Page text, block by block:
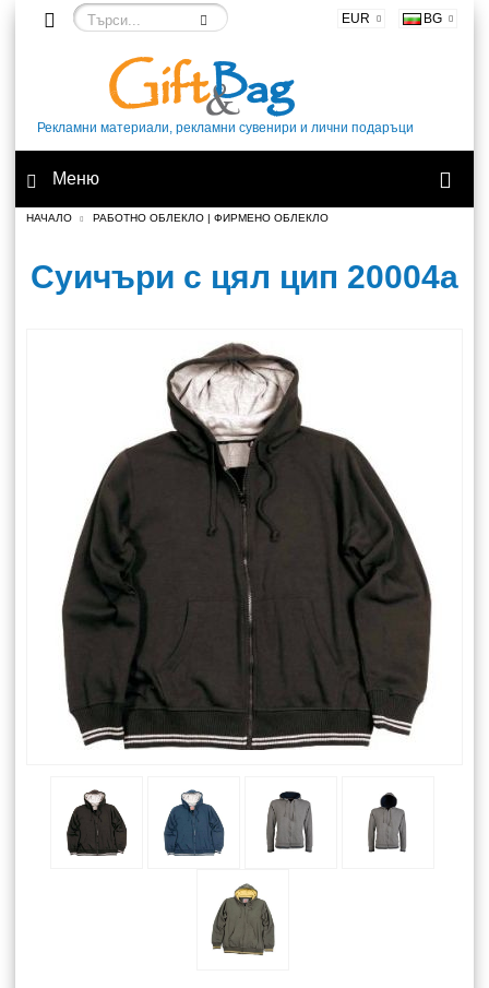
EUR BG
Рекламни материали, рекламни сувенири и лични подаръци
Меню
НАЧАЛО РАБОТНО ОБЛЕКЛО | ФИРМЕНО ОБЛЕКЛО
Суичъри с цял цип 20004а